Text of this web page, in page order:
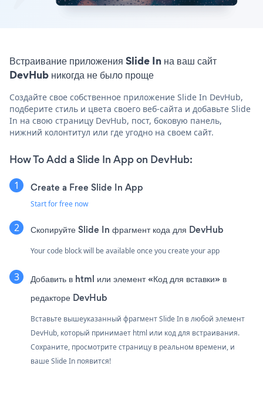
Встраивание приложения Slide In на ваш сайт
DevHub никогда не было проще
Создайте свое собственное приложение Slide In DevHub,
подберите стиль и цвета своего веб-сайта и добавьте Slide
In на свою страницу DevHub, пост, боковую панель,
нижний колонтитул или где угодно на своем сайт.
How To Add a Slide In App on DevHub:
Create a Free Slide In App
Start for free now
Скопируйте Slide In фрагмент кода для DevHub
Your code block will be available once you create your app
Добавить в html или элемент «Код для вставки» в
редакторе DevHub
Вставьте вышеуказанный фрагмент Slide In в любой элемент
DevHub, который принимает html или код для встраивания.
Сохраните, просмотрите страницу в реальном времени, и
ваше Slide In появится!